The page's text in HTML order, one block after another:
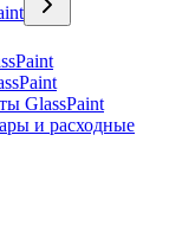
GlassPaint
и расходные